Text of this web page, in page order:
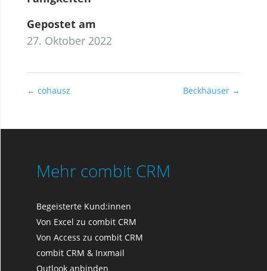
Gepostet am
27. Oktober 2022
← cohausz Beckhäuser →
Mehr combit CRM
Begeisterte Kund:innen
Von Excel zu combit CRM
Von Access zu combit CRM
combit CRM & Inxmail
Outlook anbinden